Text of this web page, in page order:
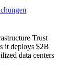
Trust
it deploys $2B
data centers